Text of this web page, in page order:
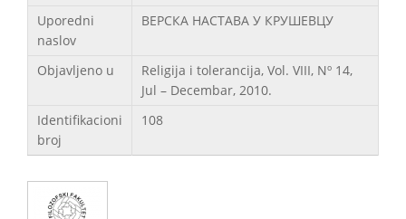
Uporedni
naslov
ВЕРСКА НАСТАВА У КРУШЕВЦУ
Objavljeno u
Religija i tolerancija, Vol. VIII, Nº 14,
Jul – Decembar, 2010.
Identifikacioni
broj
108